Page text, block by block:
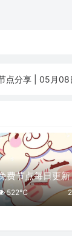
分享 | 05月08日
522℃